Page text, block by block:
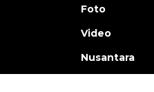
Foto
Video
Nusantara